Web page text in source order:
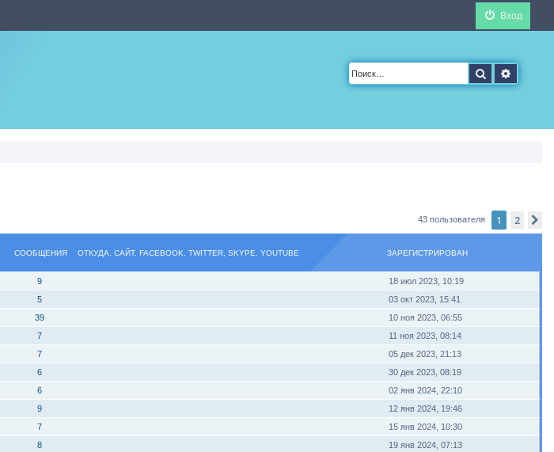
Вход
Поиск
43 пользователя 1 2
СООБЩЕНИЯ ОТКУДА, САЙТ, FACEBOOK, TWITTER, SKYPE, YOUTUBE ЗАРЕГИСТРИРОВАН
9
18 июл 2023, 10:19
5
03 окт 2023, 15:41
39
10 ноя 2023, 06:55
7
11 ноя 2023, 08:14
7
05 дек 2023, 21:13
6
30 дек 2023, 08:19
6
02 янв 2024, 22:10
9
12 янв 2024, 19:46
7
15 янв 2024, 10:30
8
19 янв 2024, 07:13